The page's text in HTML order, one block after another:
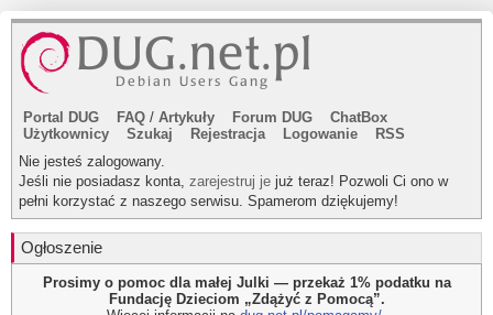
Portal DUG FAQ / Artykuły Forum DUG
ChatBox
Użytkownicy
Szukaj Rejestracja Logowanie
RSS
Nie jesteś zalogowany.
Jeśli nie posiadasz konta, zarejestruj je już teraz! Pozwoli Ci ono w
pełni korzystać z naszego serwisu. Spamerom dziękujemy!
Ogłoszenie
Prosimy o pomoc dla małej Julki — przekaż 1% podatku na
Fundację Dzieciom „Zdążyć z Pomocą”.